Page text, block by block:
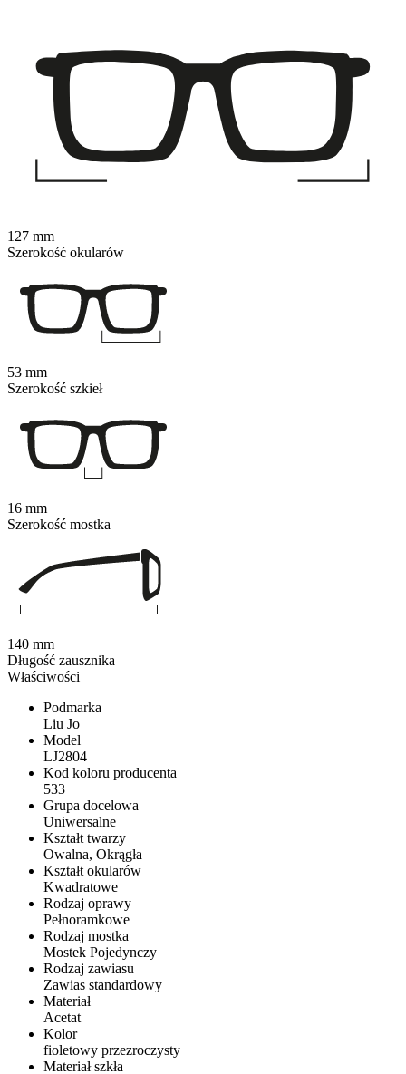
Właściwości
Podmarka
Liu Jo
Model
LJ2804
Kod koloru producenta
533
Grupa docelowa
Uniwersalne
Kształt twarzy
Owalna, Okrągła
Kształt okularów
Kwadratowe
Rodzaj oprawy
Pełnoramkowe
Rodzaj mostka
Mostek Pojedynczy
Rodzaj zawiasu
Zawias standardowy
Materiał
Acetat
Kolor
fioletowy przezroczysty
Materiał szkła
127 mm
Szerokość okularów
53 mm
Szerokość szkieł
16 mm
Szerokość mostka
140 mm
Długość zausznika